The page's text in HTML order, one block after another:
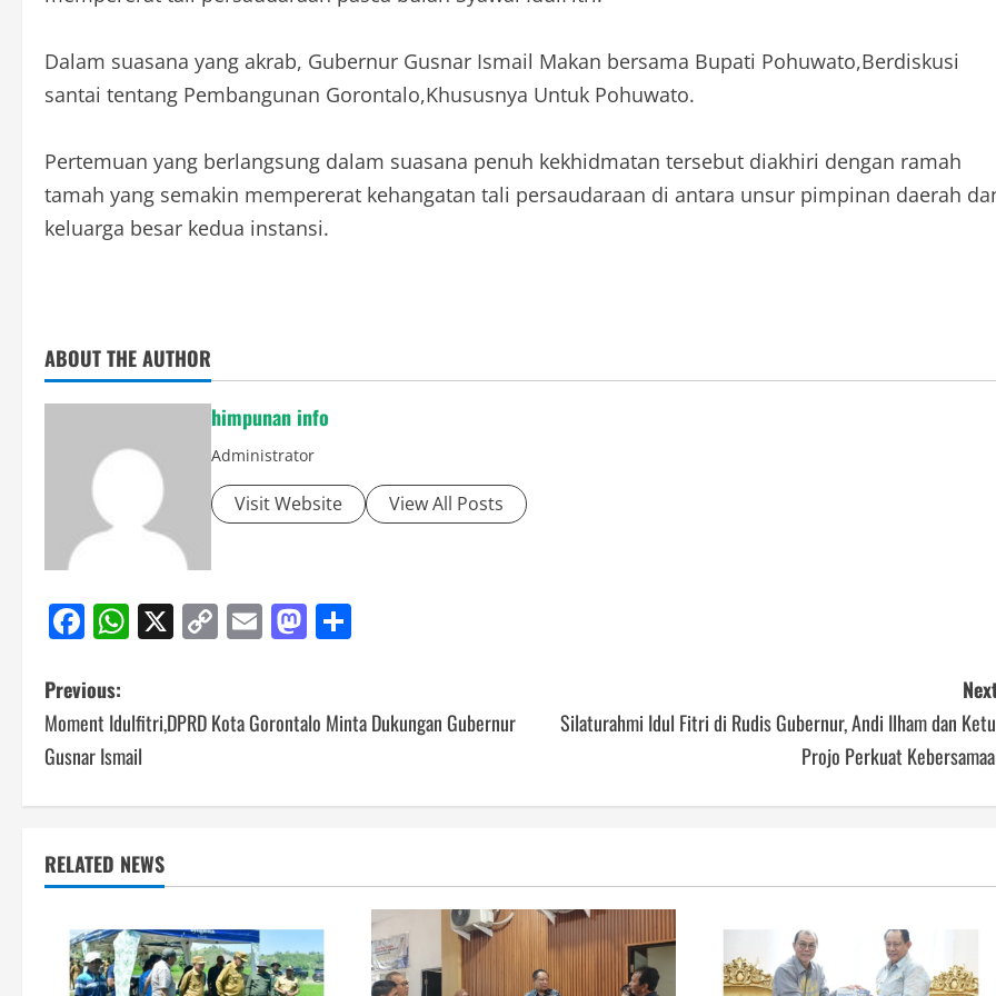
Dalam suasana yang akrab, Gubernur Gusnar Ismail Makan bersama Bupati Pohuwato,Berdiskusi
santai tentang Pembangunan Gorontalo,Khususnya Untuk Pohuwato.
Pertemuan yang berlangsung dalam suasana penuh kekhidmatan tersebut diakhiri dengan ramah
tamah yang semakin mempererat kehangatan tali persaudaraan di antara unsur pimpinan daerah
keluarga besar kedua instansi.
ABOUT THE AUTHOR
himpunan info
Administrator
Visit Website View All Posts
Facebook
WhatsApp
X CopyEmailMastodon
Post
navigation
Previous:
Moment Idulfitri,DPRD Kota Gorontalo Minta Dukungan Gubernur
Gusnar Ismail
Silaturahmi Idul Fitri di Rudis Gubernur, Andi Ilham dan
Projo Perkuat
RELATED NEWS